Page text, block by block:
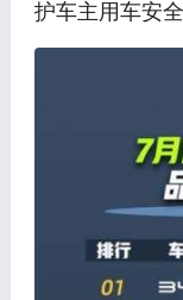
护车主用车安全